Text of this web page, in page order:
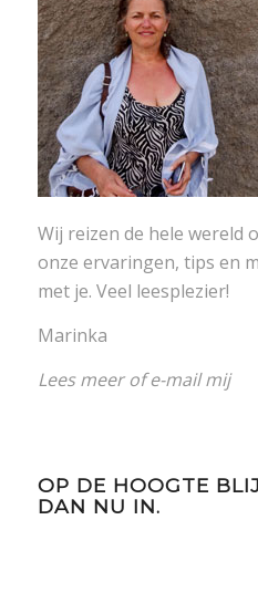
Wij reizen de hele wereld
onze ervaringen, tips en
met je. Veel leesplezier!
Marinka
Lees meerofe-mail mij
OP DE HOOGTE
DAN NU IN.